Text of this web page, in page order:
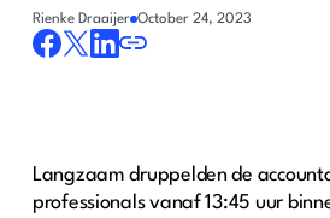
Rienke Draaijer October 24, 2023
Langzaam druppelden de
professionals vanaf 13:45 uur